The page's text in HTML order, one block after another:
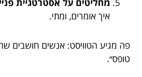
מחליטים על אסטרטגיית
איך אומרים, ומתי.
פה מגיע הטוויסט: אנשים חושבים
טופס״.